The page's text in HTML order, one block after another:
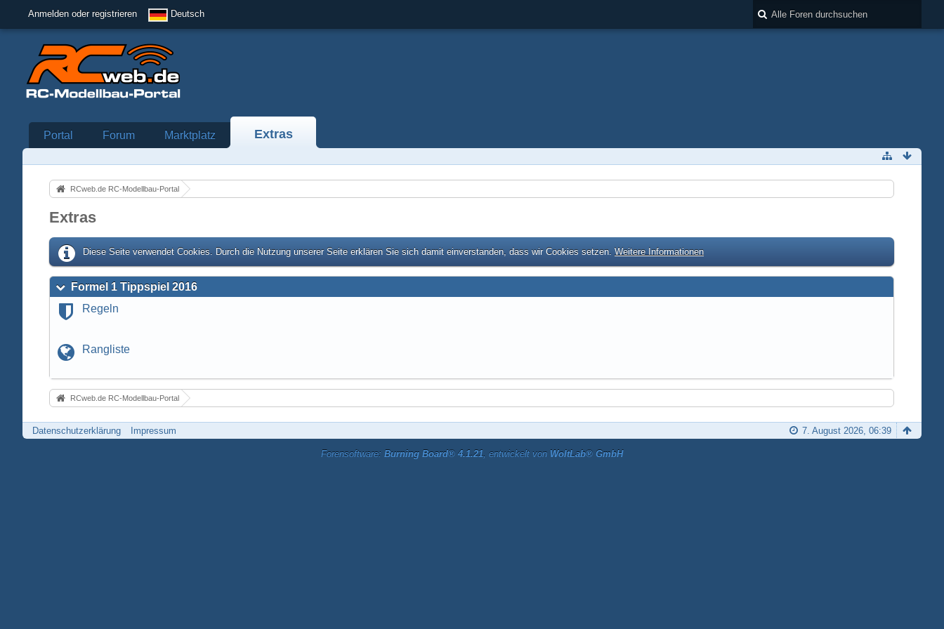
Anmelden oder registrieren Deutsch
Portal Forum Marktplatz Extras
RCweb.de RC-Modellbau-Portal
Extras
Diese Seite verwendet Cookies. Durch die Nutzung unserer Seite erklären Sie sich damit einverstanden, dass wir Cookies setzen. Weitere Informationen
Formel 1 Tippspiel 2016
Regeln
Rangliste
RCweb.de RC-Modellbau-Portal
Datenschutzerklärung Impressum 7. August 2026, 06:39
Forensoftware: Burning Board® 4.1.21, entwickelt von WoltLab® GmbH